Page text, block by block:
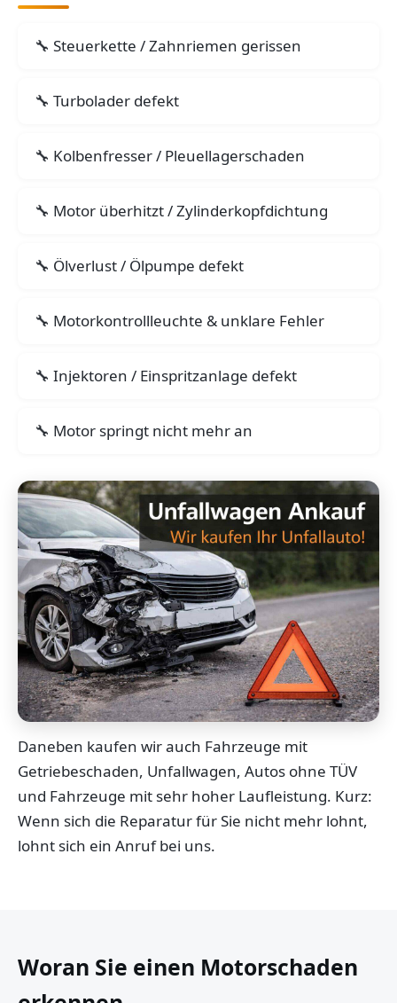
Steuerkette / Zahnriemen gerissen
Turbolader defekt
Kolbenfresser / Pleuellagerschaden
Motor überhitzt / Zylinderkopfdichtung
Ölverlust / Ölpumpe defekt
Motorkontrollleuchte & unklare Fehler
Injektoren / Einspritzanlage defekt
Motor springt nicht mehr an
Daneben kaufen wir auch Fahrzeuge mit
Getriebeschaden, Unfallwagen, Autos ohne TÜV
und Fahrzeuge mit sehr hoher Laufleistung. Kurz:
Wenn sich die Reparatur für Sie nicht mehr lohnt,
lohnt sich ein Anruf bei uns.
Woran Sie einen Motorschaden